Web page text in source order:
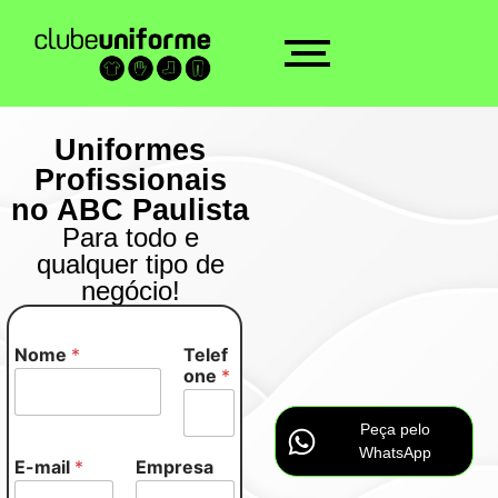
Uniformes
Profissionais
no ABC Paulista
Para todo e
qualquer tipo de
negócio!
Nome *
Telef
one *
E-mail * Empresa
Peça pelo
WhatsApp